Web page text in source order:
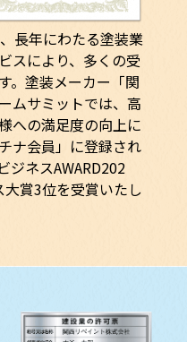
長年にわたる塗装業
スにより、多くの受
。塗装メーカー「関
ムサミットでは、高
への満足度の向上に
ナ会員」に登録され
ジネスAWARD202
賞3位を受賞いたし